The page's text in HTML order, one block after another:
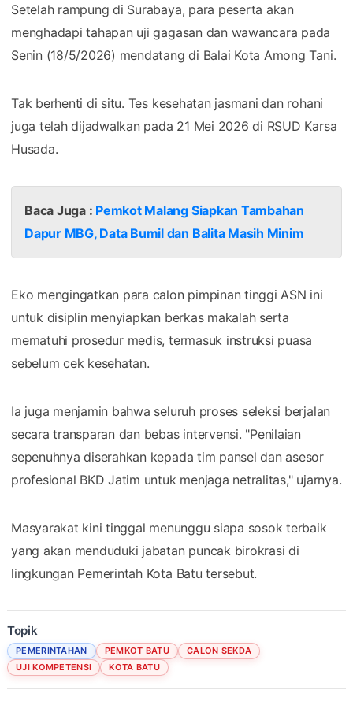
Setelah rampung di Surabaya, para peserta akan
menghadapi tahapan uji gagasan dan wawancara pada
Senin (18/5/2026) mendatang di Balai Kota Among Tani.
Tak berhenti di situ. Tes kesehatan jasmani dan rohani
juga telah dijadwalkan pada 21 Mei 2026 di RSUD Karsa
Husada.
Baca Juga : Pemkot Malang Siapkan Tambahan
Dapur MBG, Data Bumil dan Balita Masih Minim
Eko mengingatkan para calon pimpinan tinggi ASN ini
untuk disiplin menyiapkan berkas makalah serta
mematuhi prosedur medis, termasuk instruksi puasa
sebelum cek kesehatan.
Ia juga menjamin bahwa seluruh proses seleksi berjalan
secara transparan dan bebas intervensi. "Penilaian
sepenuhnya diserahkan kepada tim pansel dan asesor
profesional BKD Jatim untuk menjaga netralitas," ujarnya.
Masyarakat kini tinggal menunggu siapa sosok terbaik
yang akan menduduki jabatan puncak birokrasi di
lingkungan Pemerintah Kota Batu tersebut.
Topik
PEMERINTAHAN PEMKOT BATU
CALON SEKDA
UJI KOMPETENSI
KOTA BATU